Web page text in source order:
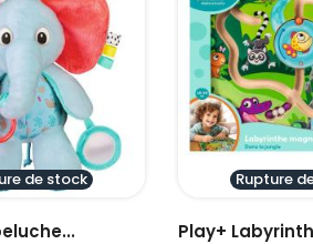
visibility
de stock
visibility
Rupture